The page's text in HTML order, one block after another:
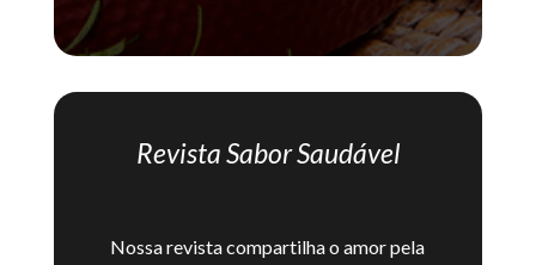
Revista Sabor Saudável
Nossa revista compartilha o amor pela